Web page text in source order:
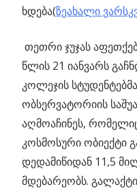
ხდება(ზეახალი
თეთრი ჯუჯას
წლის 21 იანვარს
კოლეჯის
ობსერვატორიის
აღმოაჩინეს,
კოსმოსური ობიექტი
დედამიწიდან 11,5
მდებარეობს.